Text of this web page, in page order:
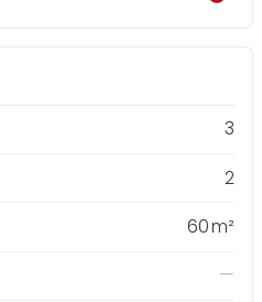
3
2
60 m²